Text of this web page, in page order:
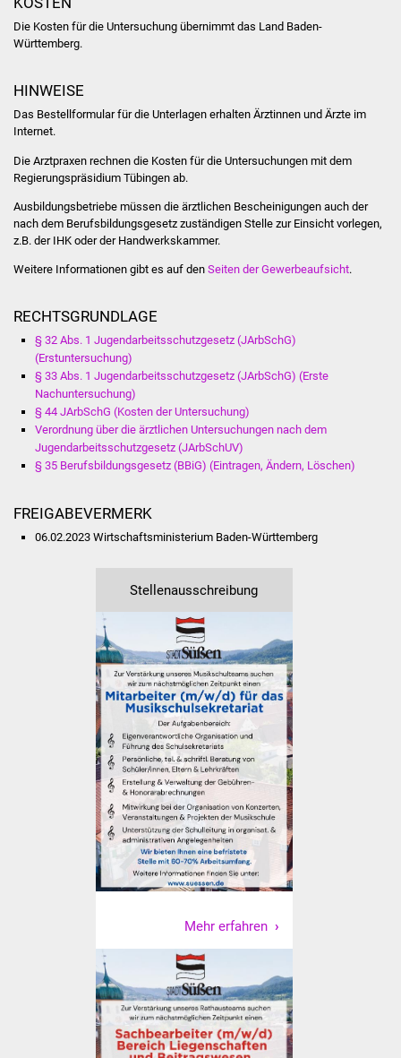
Index
ÖPNV
Veranstaltungen
Stadtfest
Einrichtungen
Stadtbücherei
Stadtarchiv
Zehntscheuer
Bürgerhaus
Kulturhalle
Vereine und Parteien
Selbsteintrag Vereine
Sportanlagen
Tourismus
Erlebnisregion
Die Kosten für die Untersuchung übernimmt das Land Baden-
Württemberg.
HINWEISE
Das Bestellformular für die Unterlagen erhalten Ärztinnen und Ärzte im
Internet.
Die Arztpraxen rechnen die Kosten für die Untersuchungen mit dem
Regierungspräsidium Tübingen ab.
Ausbildungsbetriebe müssen die ärztlichen Bescheinigungen auch der
nach dem Berufsbildungsgesetz zuständigen Stelle zur Einsicht vorlegen,
z.B. der IHK oder der Handwerkskammer.
Weitere Informationen gibt es auf den Seiten der Gewerbeaufsicht.
RECHTSGRUNDLAGE
§ 32 Abs. 1 Jugendarbeitsschutzgesetz (JArbSchG)
(Erstuntersuchung)
§ 33 Abs. 1 Jugendarbeitsschutzgesetz (JArbSchG) (Erste
Nachuntersuchung)
§ 44 JArbSchG (Kosten der Untersuchung)
Verordnung über die ärztlichen Untersuchungen nach dem
Jugendarbeitsschutzgesetz (JArbSchUV)
§ 35 Berufsbildungsgesetz (BBiG) (Eintragen, Ändern, Löschen)
FREIGABEVERMERK
06.02.2023 Wirtschaftsministerium Baden-Württemberg
Stellenausschreibung
Mehr erfahren